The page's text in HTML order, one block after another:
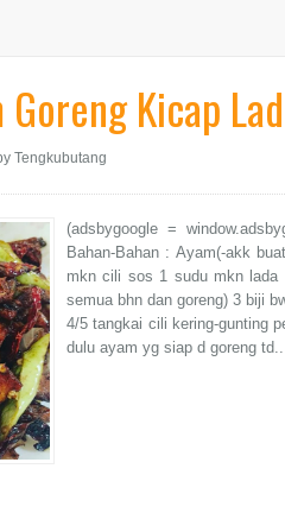
Goreng Kicap
Tengkubutang
(adsbygoogle =
Bahan-Bahan : Ayam(-akk
mkn cili sos 1 sudu mkn lada
semua bhn dan goreng) 3 biji
4/5 tangkai cili kering-gunting
dulu ayam yg siap d goreng